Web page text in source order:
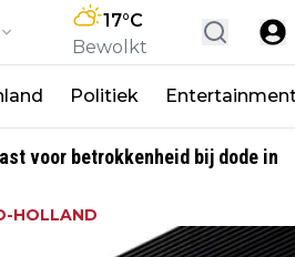
17°C
Bewolkt
Politiek
voor betrokkenheid bij dode in
HOLLAND